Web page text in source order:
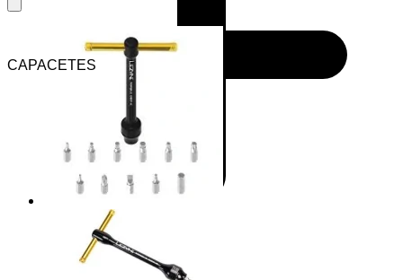
CAPACETES